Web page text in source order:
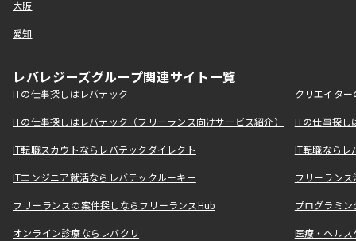
大阪
愛知
レバレジーズグループ関連サイト一覧
ITの仕事探しはレバテック クリエイタ
ITの仕事探しはレバテック（フリーランス向けサービス紹介） ITの仕事探
IT転職スカウトならレバテックダイレクト IT転職なら
ITエンジニア就活ならレバテックルーキー フリーラン
フリーランスの案件探しならフリーランスHub プログラミ
オンライン診療ならレバクリ 医療・ヘル